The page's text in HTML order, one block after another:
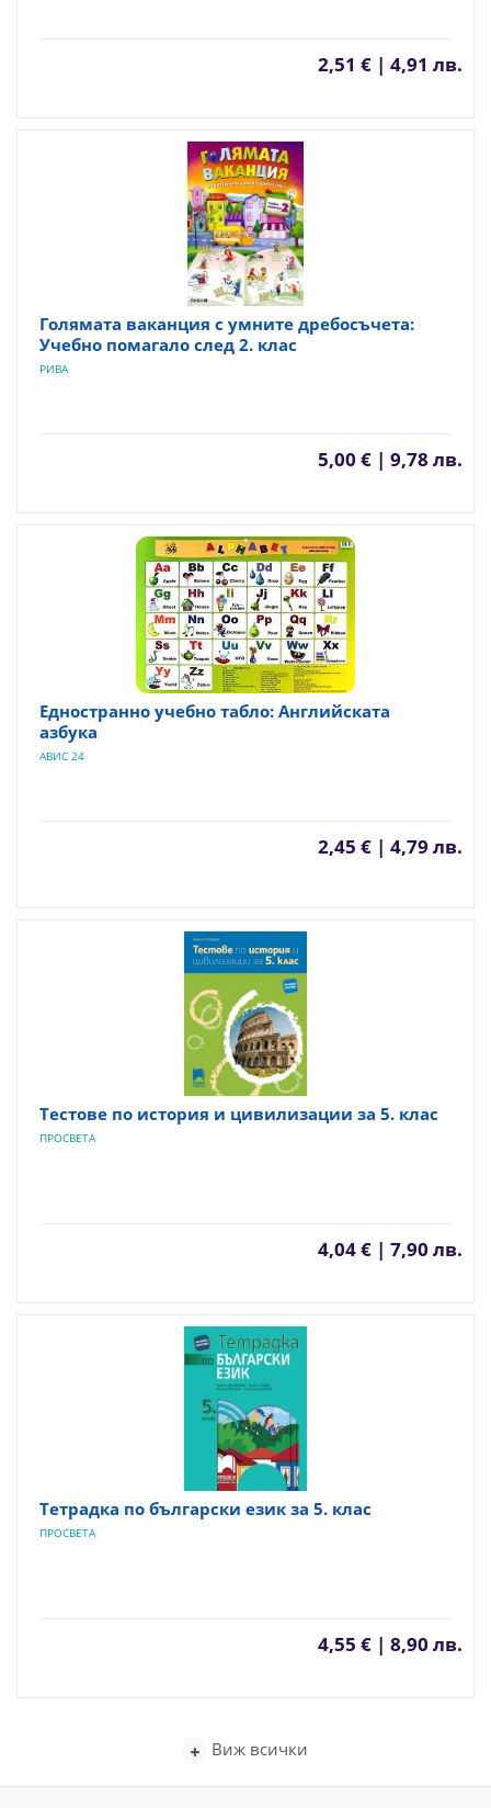
2,51 € | 4,91 лв.
Голямата ваканция с умните дребосъчета:
Учебно помагало след 2. клас
РИВА
5,00 € | 9,78 лв.
Едностранно учебно табло: Английската
азбука
АВИС 24
2,45 € | 4,79 лв.
Тестове по история и цивилизации за 5. клас
ПРОСВЕТА
4,04 € | 7,90 лв.
Тетрадка по български език за 5. клас
ПРОСВЕТА
4,55 € | 8,90 лв.
Виж всички